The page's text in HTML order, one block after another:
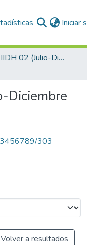
Iniciar
REVISTA IIDH 02 (Julio-Diciembre 1985)
Diciembre
303
Volver a resultados